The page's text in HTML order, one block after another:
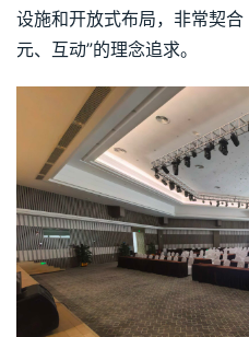
设施和开放式布局，非常契合
元、互动”的理念追求。